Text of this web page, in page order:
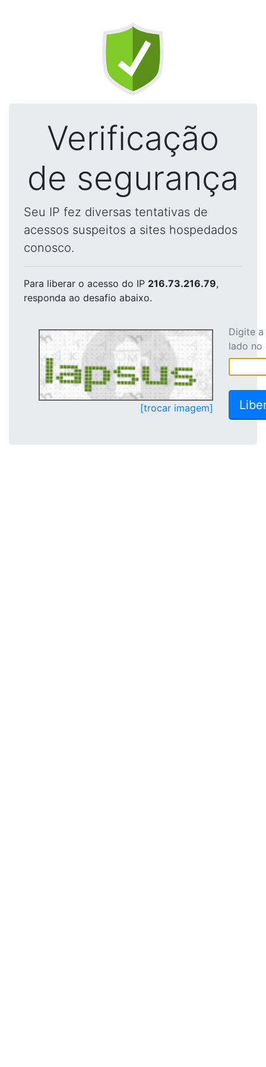
Verificação
de segurança
Seu IP fez diversas tentativas de
acessos suspeitos a sites hospedados
conosco.
Para liberar o acesso do IP 216.73.216.79,
responda ao desafio abaixo.
[trocar imagem]
Digite
lado no